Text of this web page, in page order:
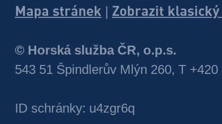
Mapa stránek
Zobrazit
© Horská služba ČR, o.p.s.
543 51 Špindlerův Mlýn 260, T +420
ID schránky: u4zgr6q